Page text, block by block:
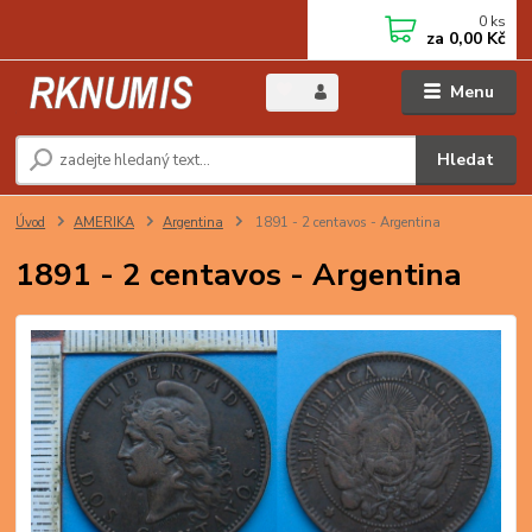
Menu
Hledat
0 ks
za 0,00 Kč
Úvod AMERIKA Argentina 1891 - 2 centavos - Argentina
1891 - 2 centavos - Argentina